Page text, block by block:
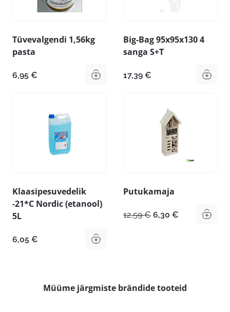
Tüvevalgendi 1,56kg
pasta
6,95 €
Big-Bag 95x95x130 4
sanga S+T
17,39 €
Klaasipesuvedelik
-21*C Nordic (etanool)
5L
6,05 €
Putukamaja
12,59€ Algne
6,30 € Praegune
Müüme järgmiste brändide tooteid